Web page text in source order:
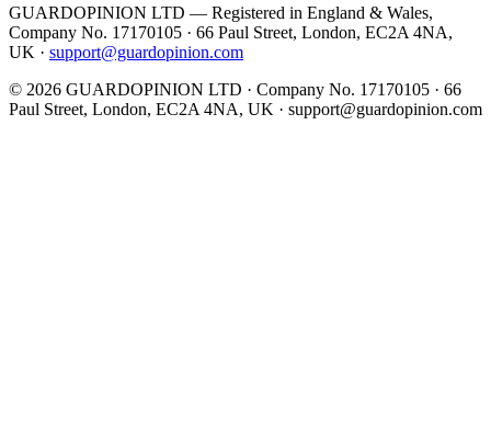
GUARDOPINION LTD — Registered in England & Wales,
Company No. 17170105 · 66 Paul Street, London, EC2A 4NA,
UK · support@guardopinion.com
© 2026 GUARDOPINION LTD · Company No. 17170105 · 66
Paul Street, London, EC2A 4NA, UK · support@guardopinion.com